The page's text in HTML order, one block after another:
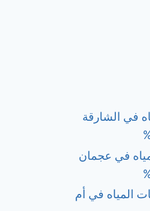
في الشارقة
في عجمان
المياه في أم